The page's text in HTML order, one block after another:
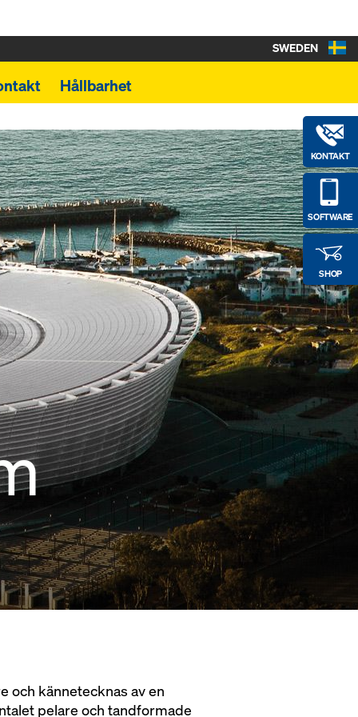
Hållbarhet
KONTAKT
SOFTWARE
SHOP
SWEDEN
och kännetecknas av en
pelare och tandformade